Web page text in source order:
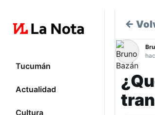
Tucumán
Actualidad
Cultura
←